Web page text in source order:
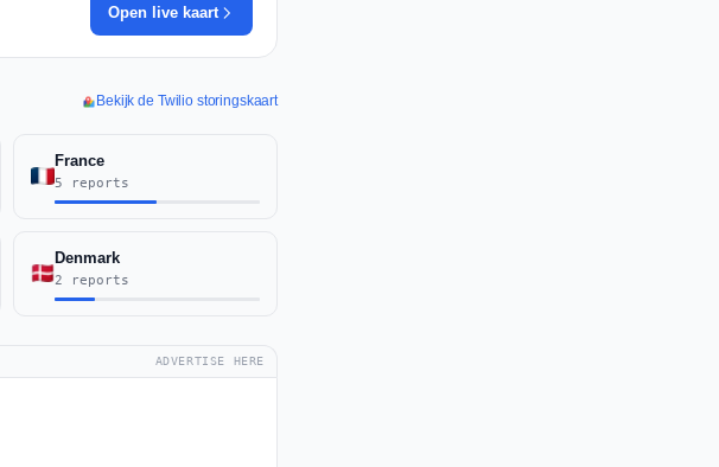
Open live kaart
Bekijk de Twilio storingskaart
France
5 reports
Denmark
2 reports
ADVERTISE HERE